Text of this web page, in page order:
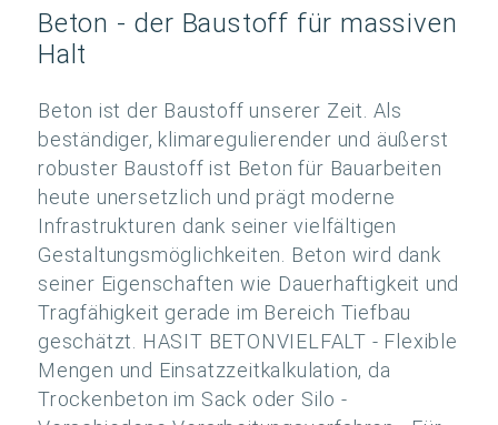
Beton - der Baustoff für massiven
Halt
Beton ist der Baustoff unserer Zeit. Als
beständiger, klimaregulierender und äußerst
robuster Baustoff ist Beton für Bauarbeiten
heute unersetzlich und prägt moderne
Infrastrukturen dank seiner vielfältigen
Gestaltungsmöglichkeiten. Beton wird dank
seiner Eigenschaften wie Dauerhaftigkeit und
Tragfähigkeit gerade im Bereich Tiefbau
geschätzt. HASIT BETONVIELFALT - Flexible
Mengen und Einsatzzeitkalkulation, da
Trockenbeton im Sack oder Silo -